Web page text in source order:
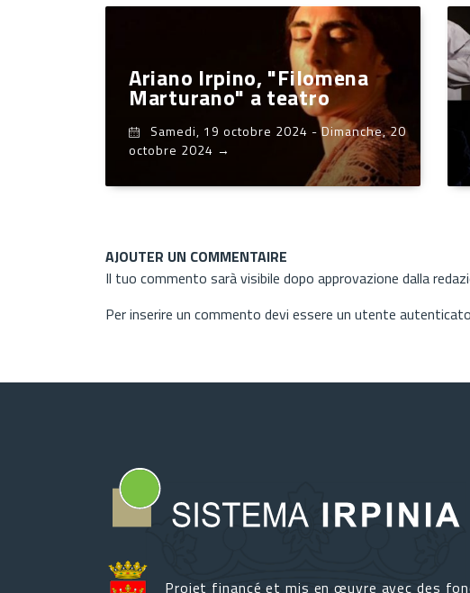
Ariano Irpino, "Filomena
Marturano" a teatro
Samedi, 19 octobre 2024 -Dimanche, 20
octobre 2024 →
AJOUTER UN COMMENTAIRE
Il tuo commento sarà visibile dopo approvazione dalla
Per inserire un commento devi essere un utente
Projet financé et mis en œuvre avec des